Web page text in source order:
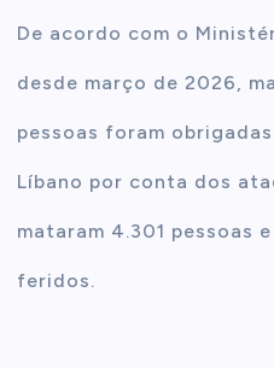
De acordo com o
desde março de 2026,
pessoas foram
Líbano por conta dos
mataram 4.301 pessoas
feridos.